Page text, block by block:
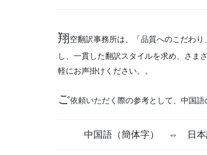
翔空翻訳事務所は、「品質へのこだわ
し、一貫した翻訳スタイルを求め、さま
軽にお声掛けください。。
ご依頼いただく際の参考として、中 国語
中国語（簡体字） ⇔ 日本